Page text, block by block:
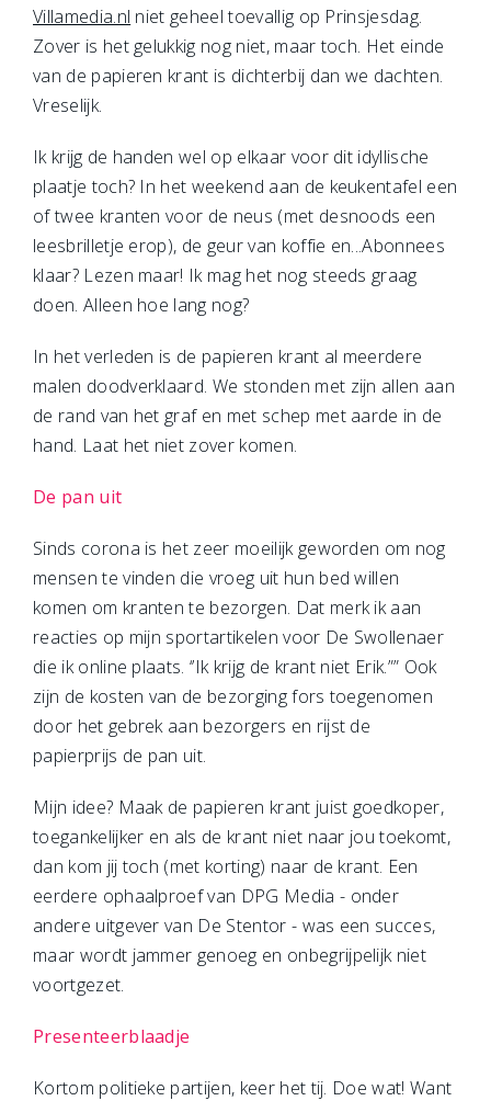
Villamedia.nl niet geheel toevallig op Prinsjesdag.
Zover is het gelukkig nog niet, maar toch. Het einde
van de papieren krant is dichterbij dan we dachten.
Vreselijk.
Ik krijg de handen wel op elkaar voor dit idyllische
plaatje toch? In het weekend aan de keukentafel een
of twee kranten voor de neus (met desnoods een
leesbrilletje erop), de geur van koffie en...Abonnees
klaar? Lezen maar! Ik mag het nog steeds graag
doen. Alleen hoe lang nog?
In het verleden is de papieren krant al meerdere
malen doodverklaard. We stonden met zijn allen aan
de rand van het graf en met schep met aarde in de
hand. Laat het niet zover komen.
De pan uit
Sinds corona is het zeer moeilijk geworden om nog
mensen te vinden die vroeg uit hun bed willen
komen om kranten te bezorgen. Dat merk ik aan
reacties op mijn sportartikelen voor De Swollenaer
die ik online plaats. ‘’Ik krijg de krant niet Erik.”” Ook
zijn de kosten van de bezorging fors toegenomen
door het gebrek aan bezorgers en rijst de
papierprijs de pan uit.
Mijn idee? Maak de papieren krant juist goedkoper,
toegankelijker en als de krant niet naar jou toekomt,
dan kom jij toch (met korting) naar de krant. Een
eerdere ophaalproef van DPG Media - onder
andere uitgever van De Stentor - was een succes,
maar wordt jammer genoeg en onbegrijpelijk niet
voortgezet.
Presenteerblaadje
Kortom politieke partijen, keer het tij. Doe wat! Want